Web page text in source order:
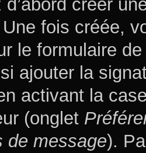
d’abord créer
Une fois créée,
le formulaire
ajouter la
activant la
(onglet
de message).